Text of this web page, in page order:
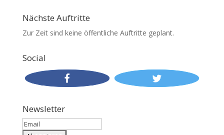
Nächste Auftritte
Zur Zeit sind keine öffentliche Auftritte geplant.
Social
Newsletter